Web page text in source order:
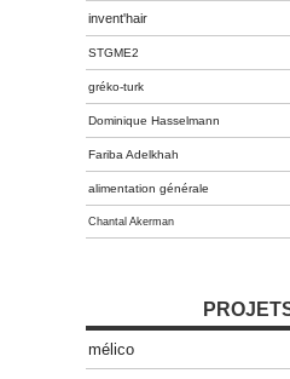
invent'hair
STGME2
gréko-turk
Dominique Hasselmann
Fariba Adelkhah
alimentation générale
Chantal Akerman
mélico